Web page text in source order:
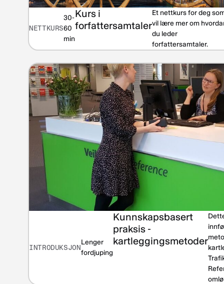
NETTKURS
30-
60
min
Kurs i
forfattersamtaler
Et nettkurs for deg
vil lære mer om
du leder
forfattersamtaler.
INTRODUKSJON
Lenger
fordjuping
Kunnskapsbasert
praksis -
kartleggingsmetoder